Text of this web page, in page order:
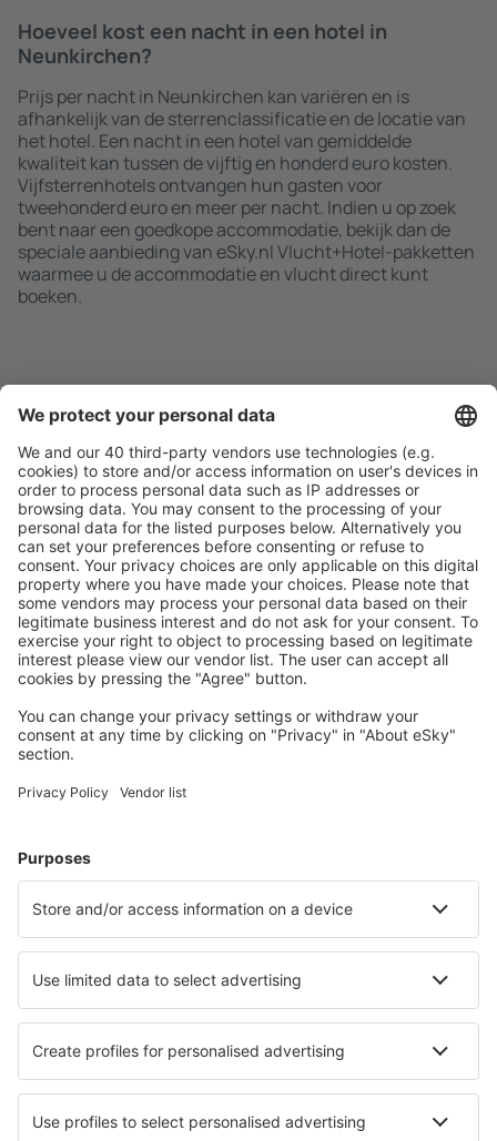
Hoeveel kost een nacht in een hotel in
Neunkirchen?
Prijs per nacht in Neunkirchen kan variëren en is
afhankelijk van de sterrenclassificatie en de locatie van
het hotel. Een nacht in een hotel van gemiddelde
kwaliteit kan tussen de vijftig en honderd euro kosten.
Vijfsterrenhotels ontvangen hun gasten voor
tweehonderd euro en meer per nacht. Indien u op zoek
bent naar een goedkope accommodatie, bekijk dan de
speciale aanbieding van eSky.nl Vlucht+Hotel-pakketten
waarmee u de accommodatie en vlucht direct kunt
boeken.
Zoek snel en gemakkelijk
Plan veilig
Zorgeloos boeken met gratiss annuleringsopties.
Bespaar meer
Reisaanbiedingen en speciale aanbiedingen voor
geregistreerde gebruikers.
Kies uit meer dan 1,3 miljoen accommodaties: hotels,
jeugdherbergen, appartementen en meer.
Hotels in Oostenrijk - Populaire steden
Hotels in Schladming Hotels in Graz Hotels in Murau
Hotels in Bramberg am Wildkogel Hotels in Krimml
Beste hotels - steden